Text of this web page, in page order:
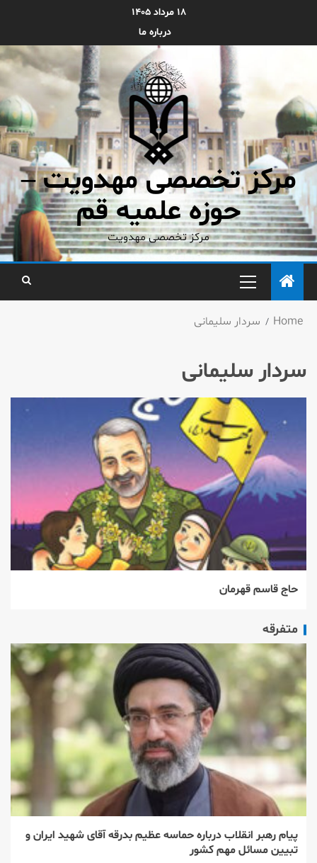
۱۸ مرداد ۱۴۰۵
درباره ما
مرکز تخصصی مهدویت –
حوزه علمیه قم
مرکز تخصصی مهدویت
Home سردار سلیمانی
سردار سلیمانی
حاج قاسم قهرمان
متفرقه
پیام رهبر انقلاب درباره حماسه عظیم بدرقه آقای شهید ایران و
تبیین مسائل مهم کشور